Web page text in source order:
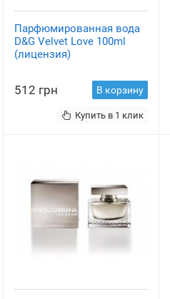
Парфюмированная вода
D&G Velvet Love 100ml
(лицензия)
512 грн В корзину
Купить в 1 клик